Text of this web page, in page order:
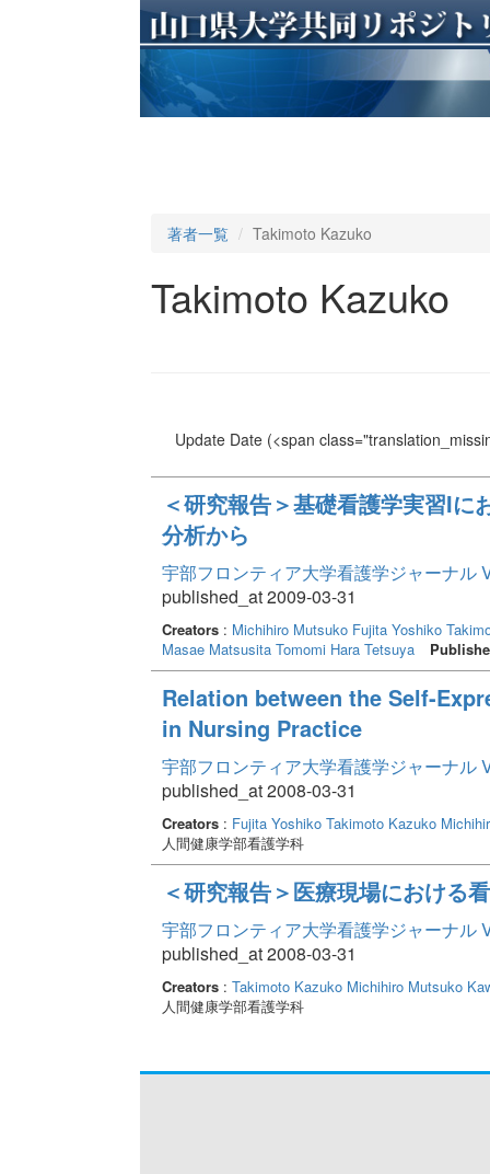
著者一覧 Takimoto Kazuko
Takimoto Kazuko
Update Date(<span
＜研究報告＞基礎看護学実習I
分析から
宇部フロンティア大学看護学ジャーナル
published_at 2009-03-31
Creators: Michihiro Mutsuko Fujita Yoshiko
Masae Matsusita Tomomi Hara Tetsuya
Relation between the Self-
in Nursing Practice
宇部フロンティア大学看護学ジャーナル
published_at 2008-03-31
Creators: Fujita Yoshiko Takimoto Kazuko
人間健康学部看護学科
＜研究報告＞医療現場における
宇部フロンティア大学看護学ジャーナル
published_at 2008-03-31
Creators: Takimoto Kazuko Michihiro Mutsuko
人間健康学部看護学科